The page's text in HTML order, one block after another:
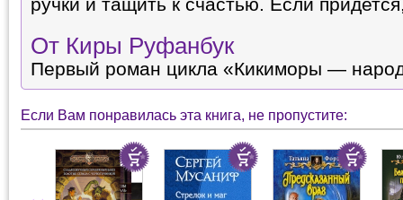
ручки и тащить к счастью. Если
От Киры Руфанбук
Первый роман цикла «Кикиморы —
Если Вам понравилась эта книга, не пропустите: